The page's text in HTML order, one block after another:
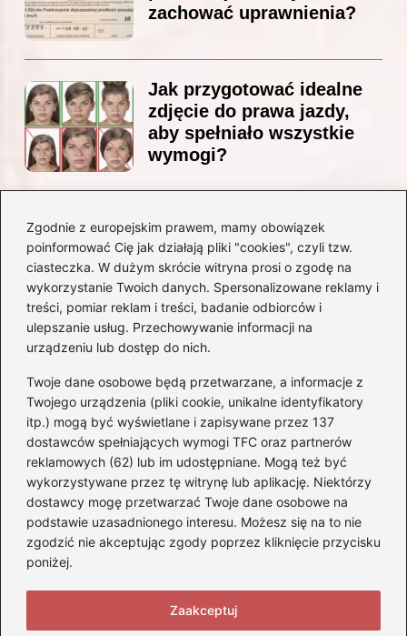
Zgodnie z europejskim prawem, mamy obowiązek
poinformować Cię jak działają pliki "cookies", czyli tzw.
ciasteczka. W dużym skrócie witryna prosi o zgodę na
wykorzystanie Twoich danych. Spersonalizowane reklamy i
treści, pomiar reklam i treści, badanie odbiorców i
ulepszanie usług. Przechowywanie informacji na
urządzeniu lub dostęp do nich.
Twoje dane osobowe będą przetwarzane, a informacje z
Twojego urządzenia (pliki cookie, unikalne identyfikatory
itp.) mogą być wyświetlane i zapisywane przez 137
dostawców spełniających wymogi TFC oraz partnerów
reklamowych (62) lub im udostępniane. Mogą też być
wykorzystywane przez tę witrynę lub aplikację. Niektórzy
dostawcy mogę przetwarzać Twoje dane osobowe na
podstawie uzasadnionego interesu. Możesz się na to nie
zgodzić nie akceptując zgody poprzez kliknięcie przycisku
poniżej.
Zaakceptuj
zachować uprawnienia?
Jak przygotować idealne
zdjęcie do prawa jazdy,
aby spełniało wszystkie
wymogi?
Czy Jarosław Kaczyński
posiada prawo jazdy? Oto
prawda, którą warto znać!
Kategorie
Akumulatory(71)
Benzyna i Diesel(68)
Motocykle(47)
Opony(77)
Prawo jazdy(75)
Samochody(275)
Silniki(83)